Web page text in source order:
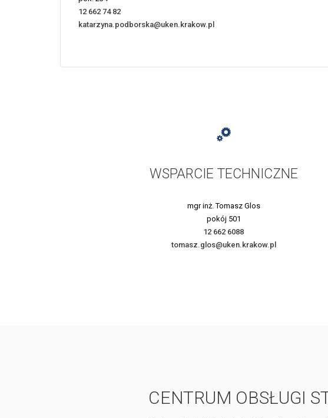
12 662 74 82
katarzyna.podborska@uken.krakow.pl
WSPARCIE TECHNICZNE
mgr inż. Tomasz Glos
pokój 501
12 662 6088
tomasz.glos@uken.krakow.pl
CENTRUM OBSŁUGI